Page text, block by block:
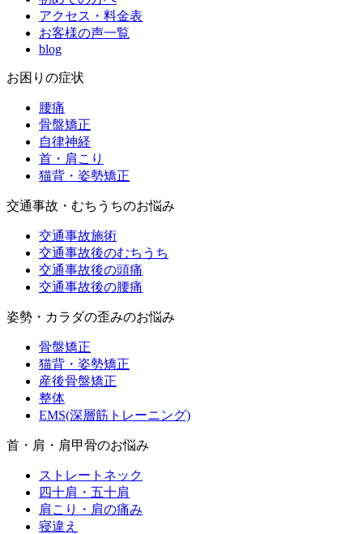
アクセス・料金表
お客様の声一覧
blog
お困りの症状
腰痛
骨盤矯正
自律神経
首・肩こり
猫背・姿勢矯正
交通事故・むちうちのお悩み
交通事故施術
交通事故後のむちうち
交通事故後の頭痛
交通事故後の腰痛
姿勢・カラダの歪みのお悩み
骨盤矯正
猫背・姿勢矯正
産後骨盤矯正
整体
EMS(深層筋トレーニング)
首・肩・肩甲骨のお悩み
ストレートネック
四十肩・五十肩
肩こり・肩の痛み
寝違え